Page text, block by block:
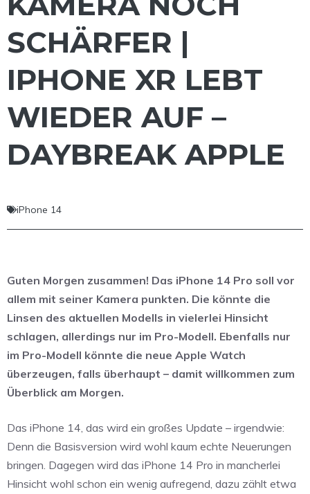
SCHÄRFER |
IPHONE XR LEBT
WIEDER AUF –
DAYBREAK APPLE
iPhone 14
Guten Morgen zusammen! Das iPhone 14 Pro soll vor
allem mit seiner Kamera punkten. Die könnte die
Linsen des aktuellen Modells in vielerlei Hinsicht
schlagen, allerdings nur im Pro-Modell. Ebenfalls nur
im Pro-Modell könnte die neue Apple Watch
überzeugen, falls überhaupt – damit willkommen zum
Überblick am Morgen.
Das iPhone 14, das wird ein großes Update – irgendwie:
Denn die Basisversion wird wohl kaum echte Neuerungen
bringen. Dagegen wird das iPhone 14 Pro in mancherlei
Hinsicht wohl schon ein wenig aufregend, dazu zählt etwa